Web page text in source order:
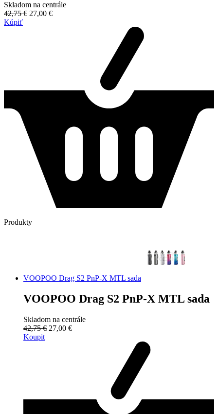
Skladom na centrále
42,75 € 27,00 €
Kúpiť
Produkty
VOOPOO Drag S2 PnP-X MTL sada
VOOPOO Drag S2 PnP-X MTL sada
Skladom na centrále
42,75 € 27,00 €
Koupit